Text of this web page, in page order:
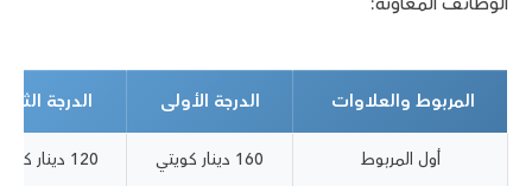
المربوط والعلاوات الدرجة الأولى الدرجة
أول المربوط 160 دينار كويتي 120 دينار كويتي